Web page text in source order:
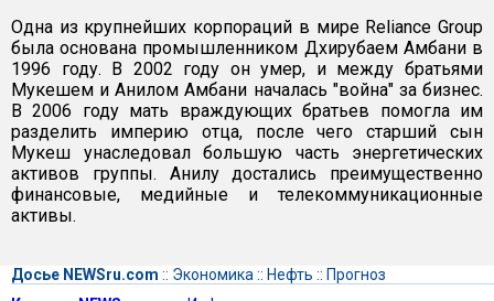
Одна из крупнейших корпораций в мире Reliance Group
была основана промышленником Дхирубаем Амбани в
1996 году. В 2002 году он умер, и между братьями
Мукешем и Анилом Амбани началась "война" за бизнес.
В 2006 году мать враждующих братьев помогла им
разделить империю отца, после чего старший сын
Мукеш унаследовал большую часть энергетических
активов группы. Анилу достались преимущественно
финансовые, медийные и телекоммуникационные
активы.
Досье NEWSru.com :: Экономика :: Нефть :: Прогноз